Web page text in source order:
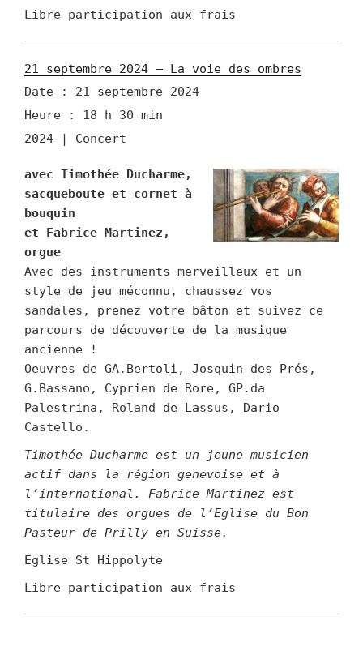
Libre participation aux frais
21 septembre 2024 – La voie des ombres
Date : 21 septembre 2024
Heure : 18 h 30 min
2024 | Concert
avec Timothée Ducharme,
sacqueboute et cornet à
bouquin
et Fabrice Martinez,
orgue
Avec des instruments merveilleux et un
style de jeu méconnu, chaussez vos
sandales, prenez votre bâton et suivez ce
parcours de découverte de la musique
ancienne !
Oeuvres de GA.Bertoli, Josquin des Prés,
G.Bassano, Cyprien de Rore, GP.da
Palestrina, Roland de Lassus, Dario
Castello.
Timothée Ducharme est un jeune musicien
actif dans la région genevoise et à
l’international. Fabrice Martinez est
titulaire des orgues de l’Eglise du Bon
Pasteur de Prilly en Suisse.
Eglise St Hippolyte
Libre participation aux frais